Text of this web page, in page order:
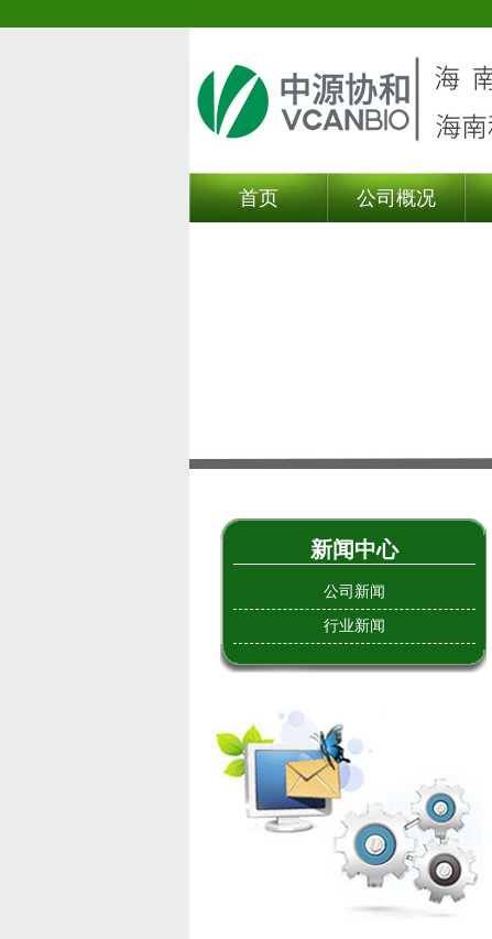
首页 公司概况
新闻中心
公司新闻
行业新闻